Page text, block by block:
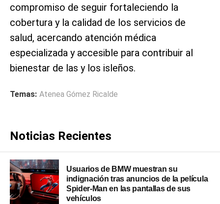
compromiso de seguir fortaleciendo la
cobertura y la calidad de los servicios de
salud, acercando atención médica
especializada y accesible para contribuir al
bienestar de las y los isleños.
Temas: Atenea Gómez Ricalde
Noticias Recientes
Usuarios de BMW muestran su
indignación tras anuncios de la película
Spider-Man en las pantallas de sus
vehículos